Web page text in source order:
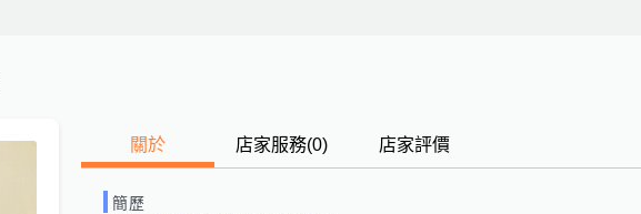
關於 店家服務(0) 店家評價
簡歷